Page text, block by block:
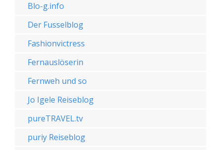
Blo-g.info
Der Fusselblog
Fashionvictress
Fernauslöserin
Fernweh und so
Jo Igele Reiseblog
pureTRAVEL.tv
puriy Reiseblog